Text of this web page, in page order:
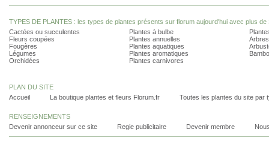
TYPES DE PLANTES : les types de plantes présents sur florum aujourd'hui avec plus de
Cactées ou succulentes
Fleurs coupées
Fougères
Légumes
Orchidées
Plantes à bulbe
Plantes annuelles
Plantes aquatiques
Plantes aromatiques
Plantes carnivores
PLAN DU SITE
Accueil
La boutique plantes et fleurs Florum.fr Toutes les plantes du site par
RENSEIGNEMENTS
Devenir annonceur sur ce site
Regie publicitaire Devenir membre